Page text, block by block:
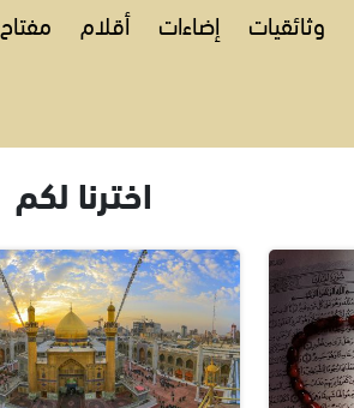
وثائقيات إضاءات أقلام مفتاح
اخترنا لكم